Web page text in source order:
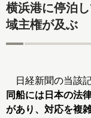
横浜港に停泊
域主権が及ぶ
日経新聞の当該記
同船には日本の法
があり、対応を複